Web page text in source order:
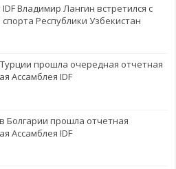
Владимир Лангин встретился с
Республики Узбекистан
прошла очередная отчетная
Ассамблея IDF
Болгарии прошла отчетная
Ассамблея IDF